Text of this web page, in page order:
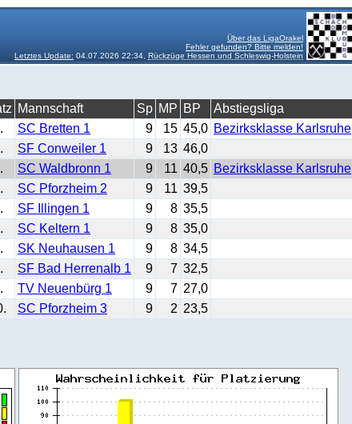
Über das LigaOrakel
Fehler gefunden? Bitte melden!
Letztes Update: 04.07.2026 22:34, Rückzüge Hessen und Schleswig-Holstein
Mannschaft Sp MP BP
Abstiegsliga
SC Bretten 1 9 15 45,0 Bezirksklasse Karlsruhe
SF Conweiler 1 9 13 46,0
SC Waldbronn 1 9 11 40,5 Bezirksklasse Karlsruhe
SC Pforzheim 2 9 11 39,5
SF Illingen 1 9 8 35,5
SC Keltern 1 9 8 35,0
SK Neuhausen 1 9 8 34,5
SF Bad Herrenalb 1 9 7 32,5
TV Neuenbürg 1 9 7 27,0
SC Pforzheim 3 9 2 23,5